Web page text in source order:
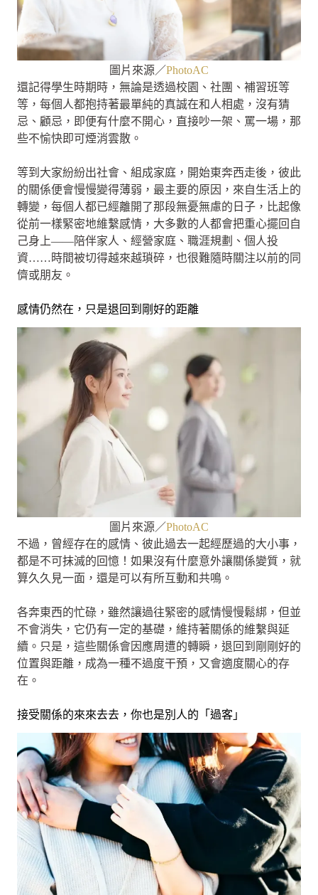
圖片來源／PhotoAC
還記得學生時期時，無論是透過校園、社團、補習班等
等，每個人都抱持著最單純的真誠在和人相處，沒有猜
忌、顧忌，即便有什麼不開心，直接吵一架、罵一場，那
些不愉快即可煙消雲散。
等到大家紛紛出社會、組成家庭，開始東奔西走後，彼此
的關係便會慢慢變得薄弱，最主要的原因，來自生活上的
轉變，每個人都已經離開了那段無憂無慮的日子，比起像
從前一樣緊密地維繫感情，大多數的人都會把重心擺回自
己身上——陪伴家人、經營家庭、職涯規劃、個人投
資……時間被切得越來越瑣碎，也很難隨時關注以前的同
儕或朋友。
感情仍然在，只是退回到剛好的距離
圖片來源／PhotoAC
不過，曾經存在的感情、彼此過去一起經歷過的大小事，
都是不可抹滅的回憶！如果沒有什麼意外讓關係變質，就
算久久見一面，還是可以有所互動和共鳴。
各奔東西的忙碌，雖然讓過往緊密的感情慢慢鬆綁，但並
不會消失，它仍有一定的基礎，維持著關係的維繫與延
續。只是，這些關係會因應周遭的轉瞬，退回到剛剛好的
位置與距離，成為一種不過度干預，又會適度關心的存
在。
接受關係的來來去去，你也是別人的「過客」